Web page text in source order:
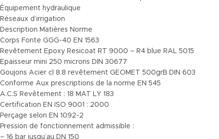
Équipement hydraulique
Réseaux d’irrigation
Description Matières Norme
Corps Fonte GGG-40 EN 1563
Revêtement Epoxy Resicoat RT 9000 – R4 blue RAL 5015
Epaisseur mini 250 microns DIN 30677
Goujons Acier cl 8.8 revêtement GEOMET 500grB DIN 603
Conforme Aux prescriptions de la norme EN 545
A.C.S Revêtement : 18 MAT LY 183
Certification EN ISO 9001 : 2000
Perçage selon EN 1092-2
Pression de fonctionnement admissible :
– 16 bar jusqu’au DN 150